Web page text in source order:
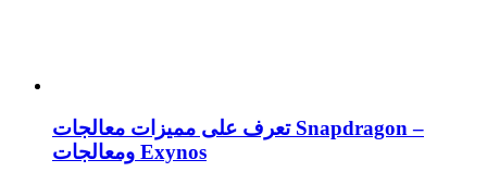
تعرف على مميزات معالجات Snapdragon –
ومعالجات Exynos